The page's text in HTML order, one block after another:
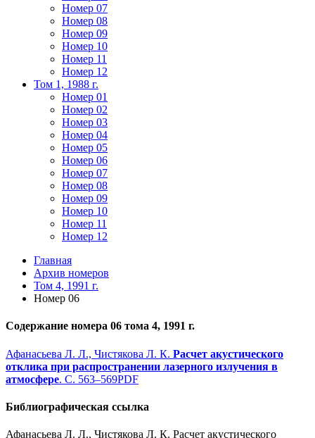
Номер 07
Номер 08
Номер 09
Номер 10
Номер 11
Номер 12
Том 1, 1988 г.
Номер 01
Номер 02
Номер 03
Номер 04
Номер 05
Номер 06
Номер 07
Номер 08
Номер 09
Номер 10
Номер 11
Номер 12
Главная
Архив номеров
Том 4, 1991 г.
Номер 06
Содержание номера 06 тома 4, 1991 г.
Афанасьева Л. Л., Чистякова Л. К. Расчет акустического
отклика при распространении лазерного излучения в
атмосфере. С. 563–569PDF
Библиографическая ссылка
Афанасьева Л. Л., Чистякова Л. К. Расчет акустического